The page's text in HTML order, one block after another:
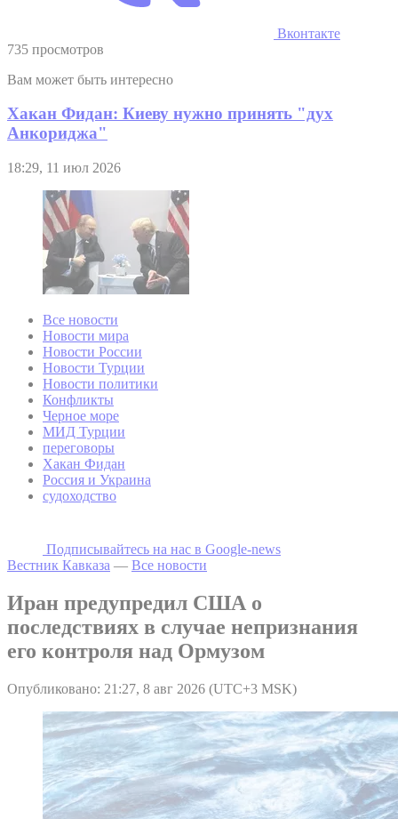
Вконтакте
735 просмотров
Вам может быть интересно
Хакан Фидан: Киеву нужно принять "дух
Анкориджа"
18:29, 11 июл 2026
Все новости
Новости мира
Новости России
Новости Турции
Новости политики
Конфликты
Черное море
МИД Турции
переговоры
Хакан Фидан
Россия и Украина
судоходство
Подписывайтесь на наc в Google-news
Вестник Кавказа — Все новости
Иран предупредил США о
последствиях в случае непризнания
его контроля над Ормузом
Опубликовано: 21:27, 8 авг 2026 (UTC+3 MSK)